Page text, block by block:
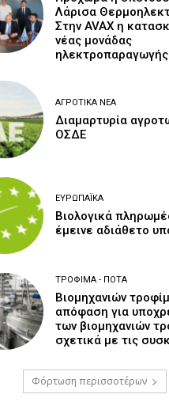
Λάρισα
Στην AVAX η
νέας μονάδας
ηλεκτροπαραγωγής
ΑΓΡΟΤΙΚΆ ΝΈΑ
Διαμαρτυρία
ΟΣΔΕ
ΕΥΡΩΠΑΪΚΆ
Βιολογικά
έμεινε αδιάθετο
ΤΡΌΦΙΜΑ - ΠΟΤΆ
Βιομηχανιών
απόφαση για
των βιομηχανιών
σχετικά με τις
Φόρτωση περισσοτέρων